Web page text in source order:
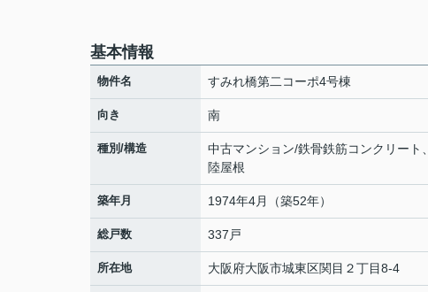
基本情報
物件名 すみれ橋第二コーポ4号棟
向き 南
種別/構造
中古マンション/鉄骨鉄筋コンクリート、
陸屋根
築年月 1974年4月（築52年）
総戸数 337戸
所在地 大阪府大阪市城東区関目 ２丁目8-4